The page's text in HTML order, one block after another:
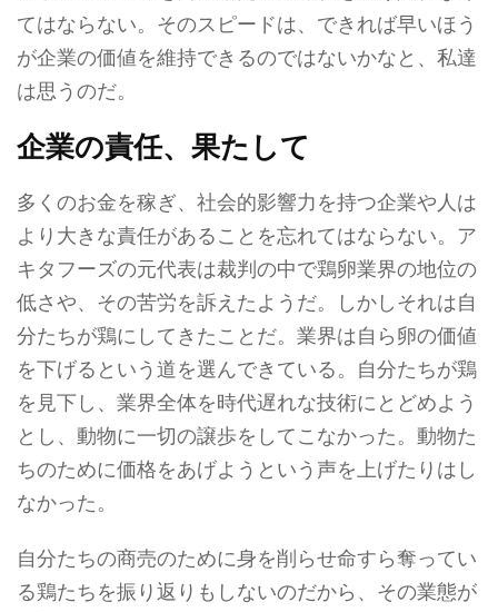
てはならない。そのスピードは、できれば早いほう
が企業の価値を維持できるのではないかなと、私達
は思うのだ。
企業の責任、果たして
多くのお金を稼ぎ、社会的影響力を持つ企業や人は
より大きな責任があることを忘れてはならない。ア
キタフーズの元代表は裁判の中で鶏卵業界の地位の
低さや、その苦労を訴えたようだ。しかしそれは自
分たちが鶏にしてきたことだ。業界は自ら卵の価値
を下げるという道を選んできている。自分たちが鶏
を見下し、業界全体を時代遅れな技術にとどめよう
とし、動物に一切の譲歩をしてこなかった。動物た
ちのために価格をあげようという声を上げたりはし
なかった。
自分たちの商売のために身を削らせ命すら奪ってい
る鶏たちを振り返りもしないのだから、その業態が